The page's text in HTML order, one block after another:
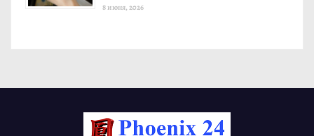
8 июня, 2026